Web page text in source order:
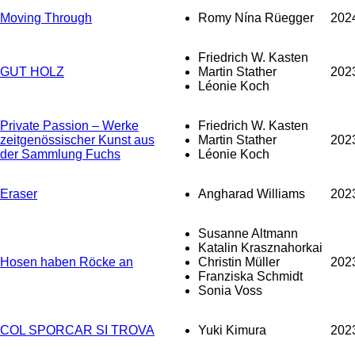
Moving Through Romy Nína Rüegger
GUT HOLZ
Friedrich W. Kasten
Martin Stather
Léonie Koch
Private Passion – Werke
zeitgenössischer Kunst aus
der Sammlung Fuchs
Friedrich W. Kasten
Martin Stather
Léonie Koch
Eraser Angharad Williams
Hosen haben Röcke an
Susanne Altmann
Katalin Krasznahorkai
Christin Müller
Franziska Schmidt
Sonia Voss
COL SPORCAR SI TROVA Yuki Kimura